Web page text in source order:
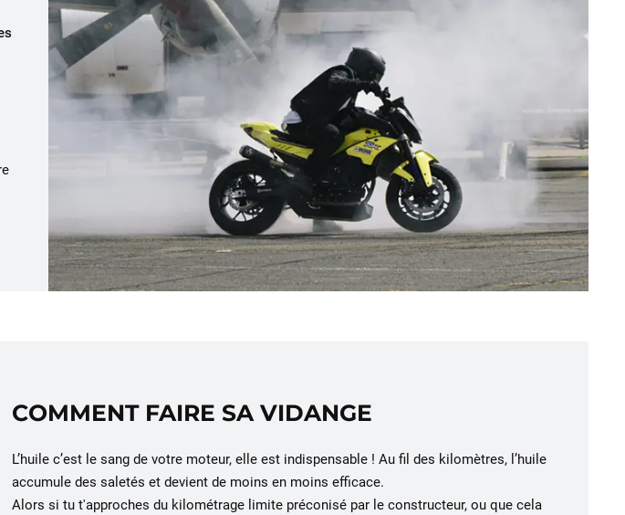
COMMENT FAIRE SA VIDANGE
L’huile c’est le sang de votre moteur, elle est indispensable ! Au fil des kilomètres, l’huile
accumule des saletés et devient de moins en moins efficace.
Alors si tu t'approches du kilométrage limite préconisé par le constructeur, ou que cela